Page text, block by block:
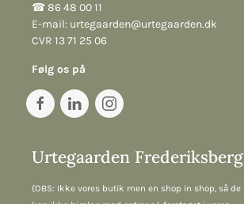
☎︎ 86 48 00 11
E-mail: urtegaarden@urtegaarden.dk
CVR 13 71 25 06
Følg os på
Urtegaarden Frederiksberg
(OBS: Ikke vores butik men en shop in shop, så de